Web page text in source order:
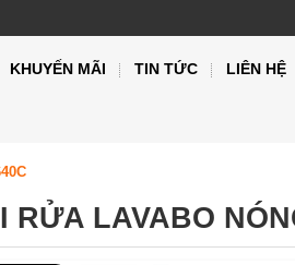
KHUYẾN MÃI TIN TỨC LIÊN HỆ
RỬA LAVABO